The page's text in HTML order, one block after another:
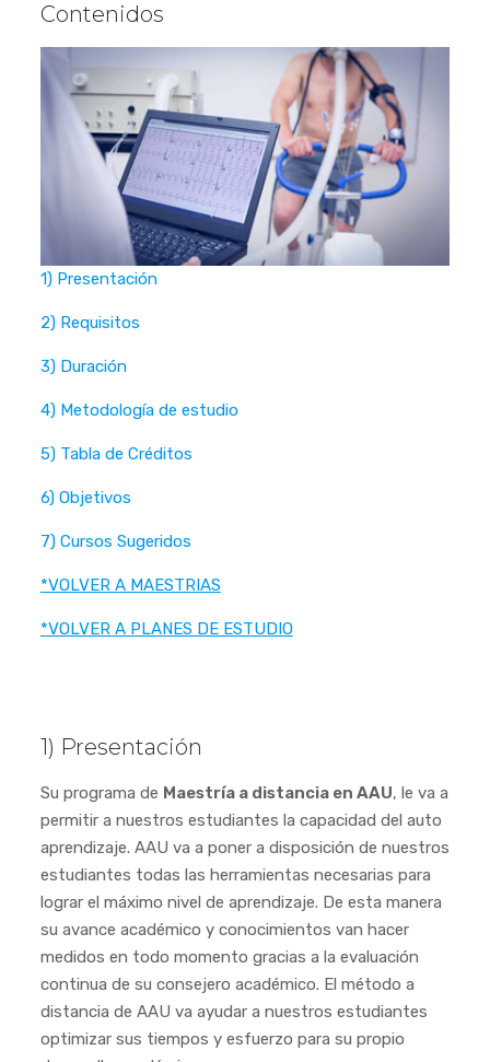
Contenidos
1) Presentación
2) Requisitos
3) Duración
4) Metodología de estudio
5) Tabla de Créditos
6) Objetivos
7) Cursos Sugeridos
*VOLVER A MAESTRIAS
*VOLVER A PLANES DE ESTUDIO
1) Presentación
Su programa de Maestría a distancia en AAU, le va a
permitir a nuestros estudiantes la capacidad del auto
aprendizaje. AAU va a poner a disposición de nuestros
estudiantes todas las herramientas necesarias para
lograr el máximo nivel de aprendizaje. De esta manera
su avance académico y conocimientos van hacer
medidos en todo momento gracias a la evaluación
continua de su consejero académico. El método a
distancia de AAU va ayudar a nuestros estudiantes
optimizar sus tiempos y esfuerzo para su propio